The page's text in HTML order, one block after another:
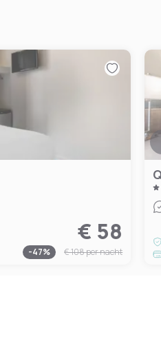
€ 58
-47% € 108per nacht